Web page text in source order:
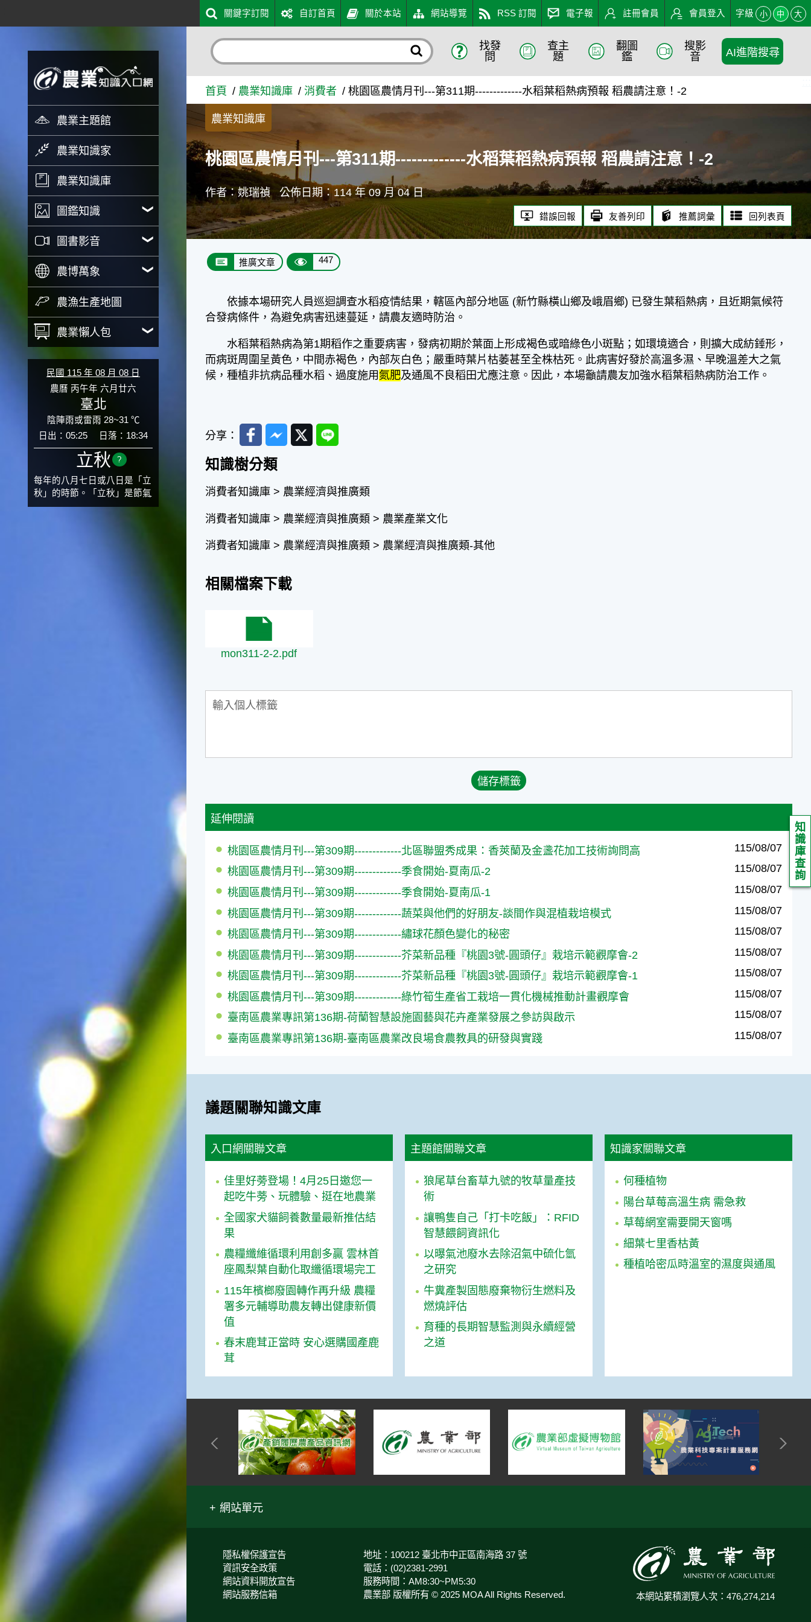
桃園區農情月刊---第311期-------------水稻葉稻熱病預報 稻農請注意！-2 - 農業知識
農業主題館
農業知識家
農業知識庫
圖鑑知識
圖書影音
農博萬象
農漁生產地圖
農業懶人包
民國 115 年 08 月 08 日
農曆 丙午年 六月廿六
臺北
陰陣雨或雷雨 28~31 ℃
日出：05:25
日落：18:34
立秋 ?
每年的八月七日或八日是「立
秋」的時節。「立秋」是節氣
邁入秋涼的先聲，表示酷熱難
因為父親節不一定逢到星期日
的關係，父親節在感覺上似乎
沒有母親節來得熱絡。不過，
父親為家庭付出的辛苦與努力
可不亞於母親喔！小朋友應該
趁著一年一度的父親節，對爸
爸表達出心中的敬重與關愛，
相信平日辛勞的爸爸知道你的
心意後，一定會非常高興的。
◎節氣俗諺1.「雷打秋，年冬
高地半收，低地水漂流」這句
俗諺的意思是：立秋這一天如
果打雷，對二期水稻的收成會
有不好的影響。所以對農夫而
喔！2.「六月秋，快溜溜；七
月秋，秋後油」這句俗諺的意
思是：根據老一輩人的說法，
月，則漁民的作業期會比較早
關鍵字訂閱 自訂首頁 關於本站 網站導覽 RSS 訂閱 電子報 註冊會員 會員登入 字級 小 中 大
找發
問
查主
題
翻圖
鑑
搜影
音
AI進階搜尋
首頁 農業知識庫 消費者 桃園區農情月刊---第311期-------------水稻葉稻熱病預報 稻農請注意！-2
農業知識庫
桃園區農情月刊---第311期-------------水稻葉稻熱病預報 稻農請注意！-2
作者：姚瑞禎 公佈日期：114 年 09 月 04 日
錯誤回報 友善列印 推薦詞彙 回列表頁
知
識
庫
查
詢
推廣文章 447
依據本場研究人員巡迴調查水稻疫情結果，轄區內部分地區 (新竹縣橫山鄉及峨眉鄉) 已發生葉稻熱病，且近期氣候符
合發病條件，為避免病害迅速蔓延，請農友適時防治。
水稻葉稻熱病為第1期稻作之重要病害，發病初期於葉面上形成褐色或暗綠色小斑點；如環境適合，則擴大成紡錘形，
而病斑周圍呈黃色，中間赤褐色，內部灰白色；嚴重時葉片枯萎甚至全株枯死。此病害好發於高溫多濕、早晚溫差大之氣
候，種植非抗病品種水稻、過度施用 氮肥及通風不良稻田尤應注意。因此，本場籲請農友加強水稻葉稻熱病防治工作。
分享：
FacebookMessenger
TwitterLine
知識樹分類
消費者知識庫 > 農業經濟與推廣類
消費者知識庫 > 農業經濟與推廣類 > 農業產業文化
消費者知識庫 > 農業經濟與推廣類 > 農業經濟與推廣類-其他
相關檔案下載
mon311-2-2.pdf
mon311-2-2.pdf
延伸閱讀
桃園區農情月刊---第309期-------------北區聯盟秀成果：香莢蘭及金盞花加工技術詢問高
115/08/07
桃園區農情月刊---第309期-------------季食開始-夏南瓜-2
115/08/07
桃園區農情月刊---第309期-------------季食開始-夏南瓜-1
115/08/07
桃園區農情月刊---第309期-------------蔬菜與他們的好朋友-談間作與混植栽培模式
115/08/07
桃園區農情月刊---第309期-------------繡球花顏色變化的秘密
115/08/07
桃園區農情月刊---第309期-------------芥菜新品種『桃園3號-圓頭仔』栽培示範觀摩會-2
115/08/07
桃園區農情月刊---第309期-------------芥菜新品種『桃園3號-圓頭仔』栽培示範觀摩會-1
115/08/07
桃園區農情月刊---第309期-------------綠竹筍生產省工栽培一貫化機械推動計畫觀摩會
115/08/07
臺南區農業專訊第136期-荷蘭智慧設施園藝與花卉產業發展之參訪與啟示
115/08/07
臺南區農業專訊第136期-臺南區農業改良場食農教具的研發與實踐
115/08/07
議題關聯知識文庫
入口網關聯文章
佳里好蒡登場！4月25日邀您一
起吃牛蒡、玩體驗、挺在地農業
全國家犬貓飼養數量最新推估結
果
農糧纖維循環利用創多贏 雲林首
座鳳梨葉自動化取纖循環場完工
115年檳榔廢園轉作再升級 農糧
署多元輔導助農友轉出健康新價
值
春末鹿茸正當時 安心選購國產鹿
茸
主題館關聯文章
狼尾草台畜草九號的牧草量產技
術
讓鴨隻自己「打卡吃飯」：RFID
智慧餵飼資訊化
以曝氣池廢水去除沼氣中硫化氫
之研究
牛糞產製固態廢棄物衍生燃料及
燃燒評估
育種的長期智慧監測與永續經營
之道
知識家關聯文章
何種植物
陽台草莓高溫生病 需急救
草莓網室需要開天窗嗎
細葉七里香枯黃
種植哈密瓜時溫室的濕度與通風
網站單元
隱私權保護宣告
資訊安全政策
網站資料開放宣告
網站服務信箱
地址：100212 臺北市中正區南海路 37 號
電話：(02)2381-2991
服務時間：AM8:30~PM5:30
農業部 版權所有 © 2025 MOA All Rights Reserved.
本網站累積瀏覽人次：476,274,214